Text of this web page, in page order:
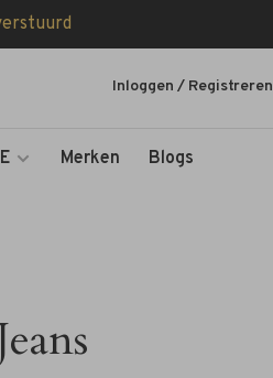
Merken Blogs
Inloggen / Registreren